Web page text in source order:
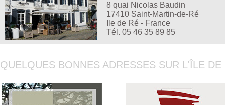
8 quai Nicolas Baudin
17410 Saint-Martin-de-Ré
Ile de Ré - France
Tél. 05 46 35 89 85
QUELQUES BONNES ADRESSES SUR L'ÎLE DE